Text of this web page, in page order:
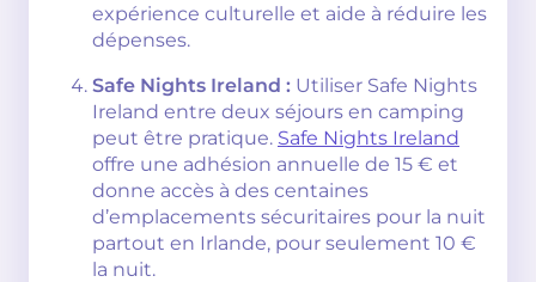
expérience culturelle et aide à réduire les
dépenses.
Safe Nights Ireland : Utiliser Safe Nights
Ireland entre deux séjours en camping
peut être pratique. Safe Nights Ireland
offre une adhésion annuelle de 15 € et
donne accès à des centaines
d’emplacements sécuritaires pour la nuit
partout en Irlande, pour seulement 10 €
la nuit.